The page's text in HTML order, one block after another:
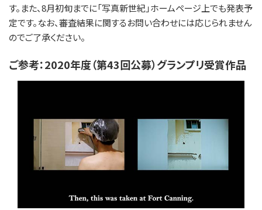
す。また、8月初旬までに「写真新世紀」ホームページ上でも発表予
定です。なお、審査結果に関するお問い合わせには応じられません
のでご了承ください。
ご参考：2020年度（第43回公募）グランプリ受賞作品